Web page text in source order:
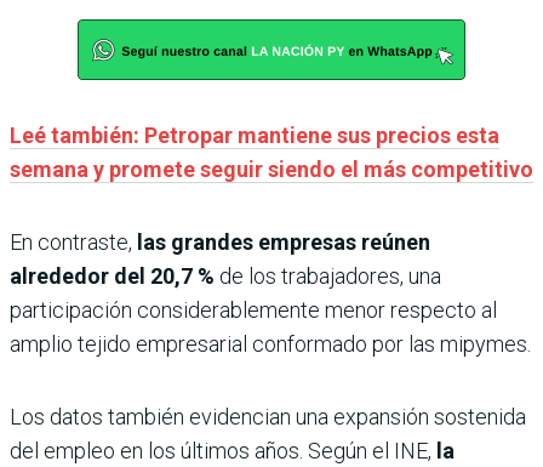
Leé también: Petropar mantiene sus precios esta
semana y promete seguir siendo el más competitivo
En contraste, las grandes empresas reúnen
alrededor del 20,7 % de los trabajadores, una
participación considerablemente menor respecto al
amplio tejido empresarial conformado por las mipymes.
Los datos también evidencian una expansión sostenida
del empleo en los últimos años. Según el INE, la